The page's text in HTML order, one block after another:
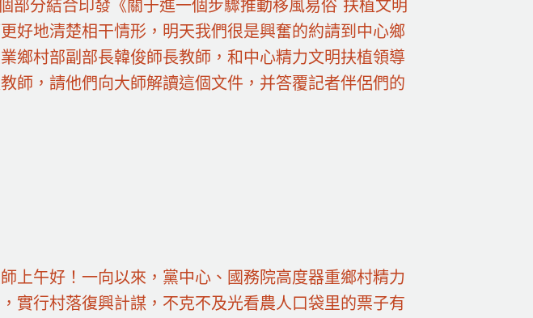
部分結合印發《關于進一個步驟推動移風易俗 扶植文明
好地清楚相干情形，明天我們很是興奮的約請到中心鄉
鄉村部副部長韓俊師長教師，和中心精力文明扶植領導
師，請他們向大師解讀這個文件，并答覆記者伴侶們的
上午好！一向以來，黨中心、國務院高度器重鄉村精力
實行村落復興計謀，不克不及光看農人口袋里的票子有